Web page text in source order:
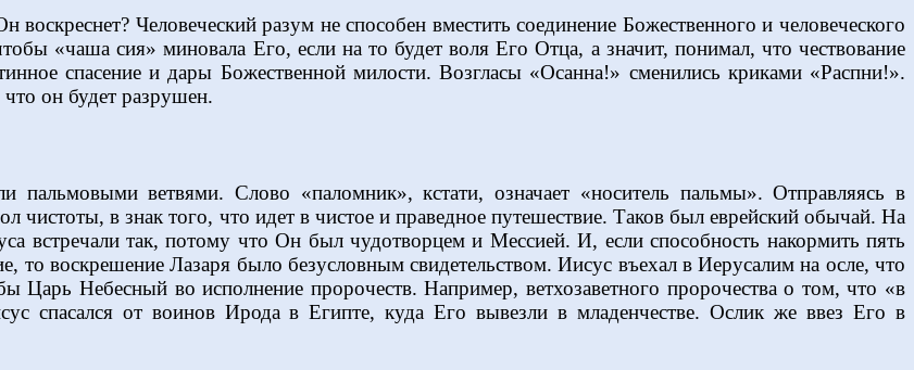
Человеческий разум не способен вместить соединение Божественного и человеческого
«чаша сия» миновала Его, если на то будет воля Его Отца, а значит, понимал, что чествование
спасение и дары Божественной милости. Возгласы «Осанна!» сменились криками «Распни!».
он будет разрушен.
ветвями. Слово «паломник», кстати, означает «носитель пальмы». Отправляясь в
чистоты, в знак того, что идет в чистое и праведное путешествие. Таков был еврейский обычай. На
встречали так, потому что Он был чудотворцем и Мессией. И, если способность накормить пять
то воскрешение Лазаря было безусловным свидетельством. Иисус въехал в Иерусалим на осле, что
Царь Небесный во исполнение пророчеств. Например, ветхозаветного пророчества о том, что «в
спасался от воинов Ирода в Египте, куда Его вывезли в младенчестве. Ослик же ввез Его в